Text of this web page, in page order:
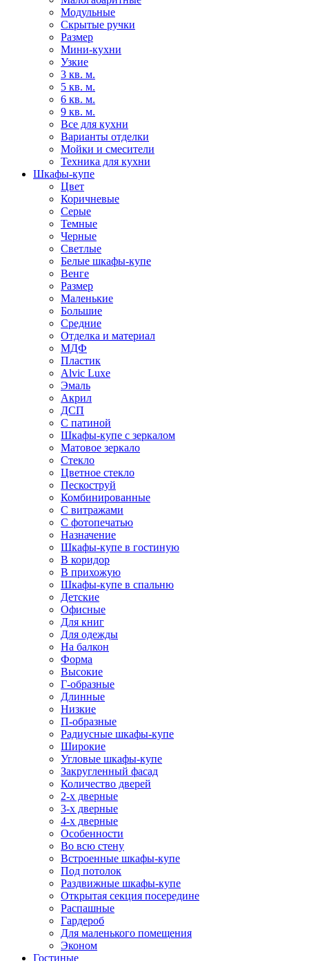
Модульные
Скрытые ручки
Размер
Мини-кухни
Узкие
3 кв. м.
5 кв. м.
6 кв. м.
9 кв. м.
Все для кухни
Варианты отделки
Мойки и смесители
Техника для кухни
Шкафы-купе
Цвет
Коричневые
Серые
Темные
Черные
Светлые
Белые шкафы-купе
Венге
Размер
Маленькие
Большие
Средние
Отделка и материал
МДФ
Пластик
Alvic Luxe
Эмаль
Акрил
ДСП
С патиной
Шкафы-купе с зеркалом
Матовое зеркало
Стекло
Цветное стекло
Пескоструй
Комбинированные
С витражами
С фотопечатью
Назначение
Шкафы-купе в гостиную
В коридор
В прихожую
Шкафы-купе в спальню
Детские
Офисные
Для книг
Для одежды
На балкон
Форма
Высокие
Г-образные
Длинные
Низкие
П-образные
Радиусные шкафы-купе
Широкие
Угловые шкафы-купе
Закругленный фасад
Количество дверей
2-х дверные
3-х дверные
4-х дверные
Особенности
Во всю стену
Встроенные шкафы-купе
Под потолок
Раздвижные шкафы-купе
Открытая секция посередине
Распашные
Гардероб
Для маленького помещения
Эконом
Гостиные